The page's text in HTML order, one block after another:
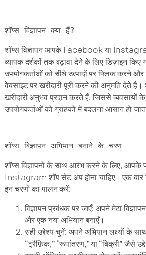
शॉप्स विज्ञापन क्या हैं?
शॉप्स विज्ञापन आपके Facebook या
व्यापक दर्शकों तक बढ़ावा देने के लिए डिज़ाइन किए
उपयोगकर्ताओं को सीधे उत्पादों पर क्लिक करने
वेबसाइट पर खरीदारी पूरी करने की अनुमति देते हैं।
खरीदारी अनुभव प्रदान करते हैं, जिससे व्यवसायों
उपयोगकर्ताओं को ग्राहकों में बदलना आसान हो
शॉप्स विज्ञापनों के साथ आरंभ करने के लिए,
Instagram शॉप सेट अप होना चाहिए। एक बार
इन चरणों का पालन करें:
विज्ञापन प्रबंधक पर जाएँ: अपने मेटा
और एक नया अभियान बनाएँ।
सही उद्देश्य चुनें: अपने अभियान लक्ष्यों के
“ट्रैफ़िक,” “रूपांतरण,” या “बिक्री” जैसे